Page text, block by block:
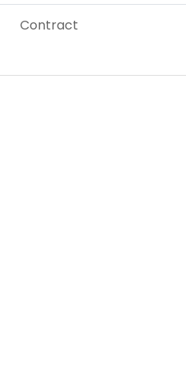
Contract